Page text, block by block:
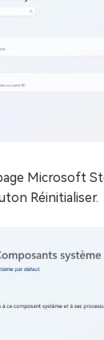
Microsoft
Réinitialiser.